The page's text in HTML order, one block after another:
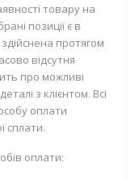
товару на
позиції є в
протягом
відсутня
про можливі
з клієнтом. Всі
оплати
сплати.
оплати: